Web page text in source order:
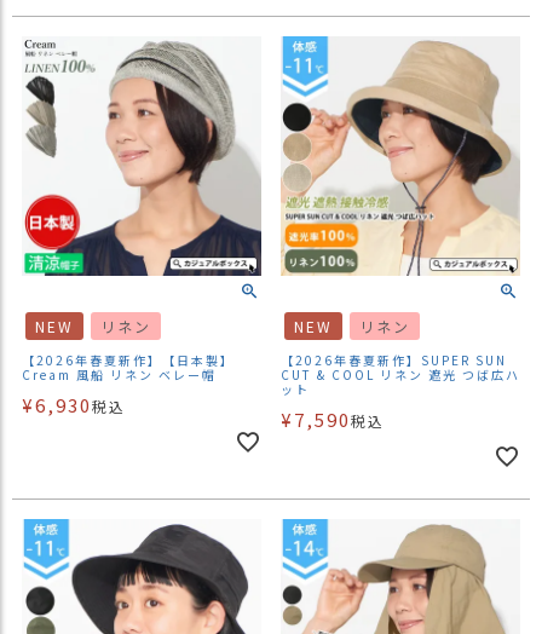
NEW リネン
【2026年春夏新作】【日本製】
Cream 風船 リネン ベレー帽
¥6,930税込
NEW リネン
【2026年春夏新作】SUPER SUN
CUT & COOL リネン 遮光 つば広ハ
ット
¥7,590税込